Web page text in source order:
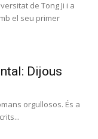
de Tong Ji i a
el seu primer
Dijous
orgullosos. És a